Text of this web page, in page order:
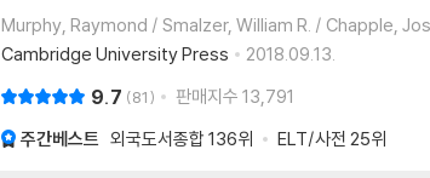
Murphy, Raymond / Smalzer, William R. / Chapple,
Cambridge University Press
2018.09.13.
9.7 81 판매지수 13,791
주간베스트 외국도서종합 136위 ELT/사전 25위